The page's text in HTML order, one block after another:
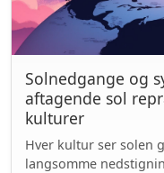
Solnedgange og
aftagende sol
kulturer
Hver kultur ser solen
langsomme